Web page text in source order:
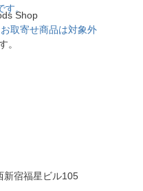
新宿福星ビル105
。
取寄せ商品は対象外
。